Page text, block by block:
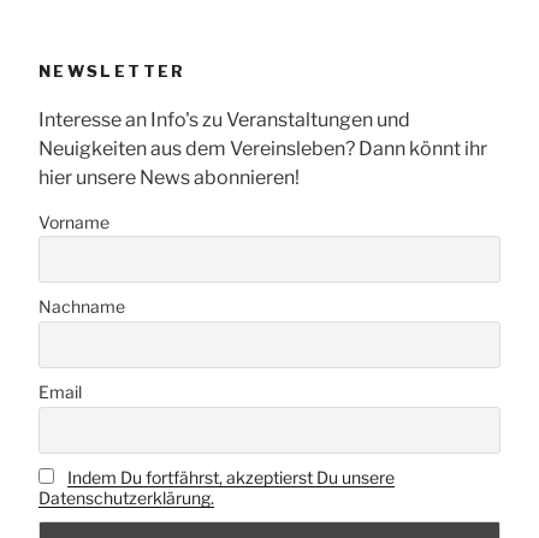
NEWSLETTER
Interesse an Info's zu Veranstaltungen und
Neuigkeiten aus dem Vereinsleben? Dann könnt ihr
hier unsere News abonnieren!
Vorname
Nachname
Email
Indem Du fortfährst, akzeptierst Du unsere
Datenschutzerklärung.